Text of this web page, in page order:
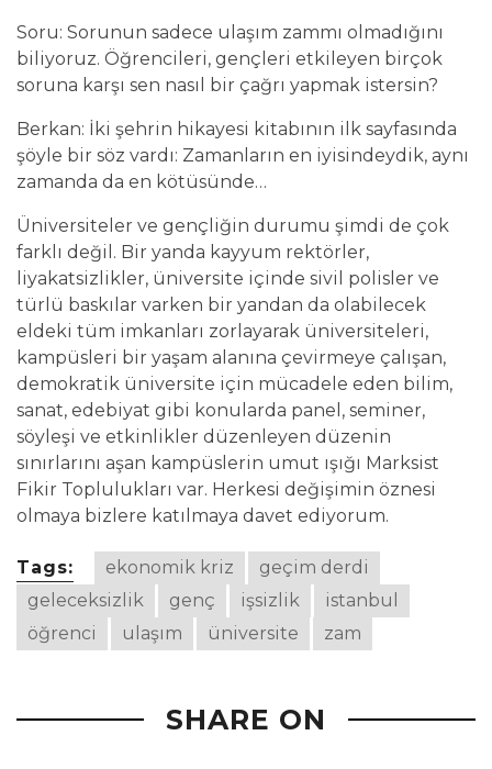
Soru: Sorunun sadece ulaşım zammı olmadığını
biliyoruz. Öğrencileri, gençleri etkileyen birçok
soruna karşı sen nasıl bir çağrı yapmak istersin?
Berkan: İki şehrin hikayesi kitabının ilk sayfasında
şöyle bir söz vardı: Zamanların en iyisindeydik, aynı
zamanda da en kötüsünde…
Üniversiteler ve gençliğin durumu şimdi de çok
farklı değil. Bir yanda kayyum rektörler,
liyakatsizlikler, üniversite içinde sivil polisler ve
türlü baskılar varken bir yandan da olabilecek
eldeki tüm imkanları zorlayarak üniversiteleri,
kampüsleri bir yaşam alanına çevirmeye çalışan,
demokratik üniversite için mücadele eden bilim,
sanat, edebiyat gibi konularda panel, seminer,
söyleşi ve etkinlikler düzenleyen düzenin
sınırlarını aşan kampüslerin umut ışığı Marksist
Fikir Toplulukları var. Herkesi değişimin öznesi
olmaya bizlere katılmaya davet ediyorum.
Tags: ekonomik kriz
geçim derdi
geleceksizlik
genç işsizlik
istanbul
öğrenci
ulaşım üniversite zam
SHARE ON